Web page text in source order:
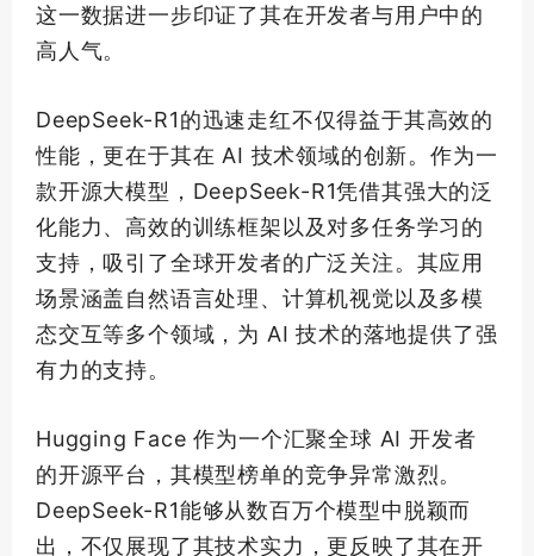
这一数据进一步印证了其在开发者与用户中的
高人气。
DeepSeek-R1的迅速走红不仅得益于其高效的
性能，更在于其在 AI 技术领域的创新。作为一
款开源大模型，DeepSeek-R1凭借其强大的泛
化能力、高效的训练框架以及对多任务学习的
支持，吸引了全球开发者的广泛关注。其应用
场景涵盖自然语言处理、计算机视觉以及多模
态交互等多个领域，为 AI 技术的落地提供了强
有力的支持。
Hugging Face 作为一个汇聚全球 AI 开发者
的开源平台，其模型榜单的竞争异常激烈。
DeepSeek-R1能够从数百万个模型中脱颖而
出，不仅展现了其技术实力，更反映了其在开